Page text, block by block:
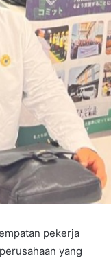
pekerja
yang